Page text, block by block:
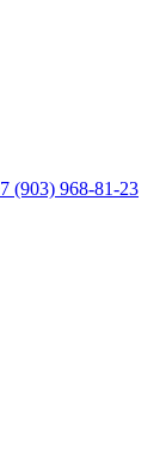
(903) 968-81-23